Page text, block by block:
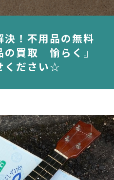
！不用品の無料
の買取 愉らく』
ください☆